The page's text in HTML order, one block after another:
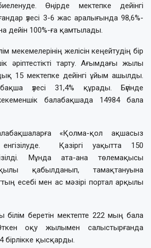
Өңірде мектепке дейінгі
үлесі 3-6 жас аралығында 98,6%-
дейін 100%-ға қамтылады.
мекемелерінің желісін кеңейтудің бір
әріптестікті тарту. Ағымдағы жылы
15 мектепке дейінгі ұйым ашылды.
үлесі 31,4% құрады. Бүгінде
балабақшада 14984 бала
«Қолма-қол ақшасыз
Қазіргі уақытта 150
Мұнда ата-ана төлемақысы
қабылданып, тамақтануына
есебі мен ас мәзірі портал арқылы
беретін мектепте 222 мың бала
оқу жылымен салыстырғанда
бірлікке қысқарды.